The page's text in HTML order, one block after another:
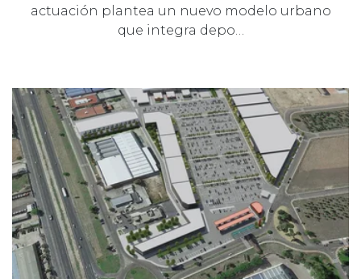
actuación plantea un nuevo modelo urbano
que integra depo…